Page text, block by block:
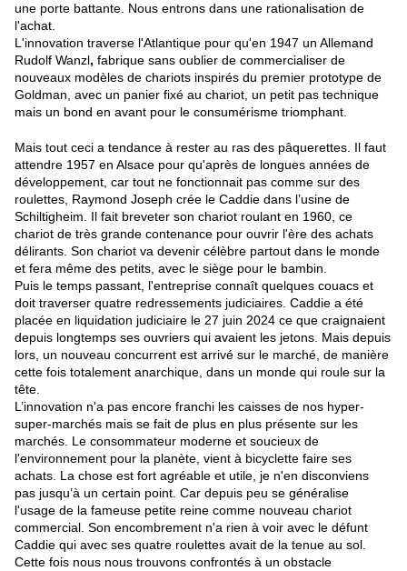
une porte battante. Nous entrons dans une rationalisation de
l'achat.
L'innovation traverse l'Atlantique pour qu'en 1947 un Allemand
Rudolf Wanzl, fabrique sans oublier de commercialiser de
nouveaux modèles de chariots inspirés du premier prototype de
Goldman, avec un panier fixé au chariot, un petit pas technique
mais un bond en avant pour le consumérisme triomphant.
Mais tout ceci a tendance à rester au ras des pâquerettes. Il faut
attendre 1957 en Alsace pour qu'après de longues années de
développement, car tout ne fonctionnait pas comme sur des
roulettes, Raymond Joseph crée le Caddie dans l’usine de
Schiltigheim. Il fait breveter son chariot roulant en 1960, ce
chariot de très grande contenance pour ouvrir l'ère des achats
délirants. Son chariot va devenir célèbre partout dans le monde
et fera même des petits, avec le siège pour le bambin.
Puis le temps passant, l'entreprise connaît quelques couacs et
doit traverser quatre redressements judiciaires. Caddie a été
placée en liquidation judiciaire le 27 juin 2024 ce que craignaient
depuis longtemps ses ouvriers qui avaient les jetons. Mais depuis
lors, un nouveau concurrent est arrivé sur le marché, de manière
cette fois totalement anarchique, dans un monde qui roule sur la
tête.
L’innovation n'a pas encore franchi les caisses de nos hyper-
super-marchés mais se fait de plus en plus présente sur les
marchés. Le consommateur moderne et soucieux de
l'environnement pour la planète, vient à bicyclette faire ses
achats. La chose est fort agréable et utile, je n'en disconviens
pas jusqu’à un certain point. Car depuis peu se généralise
l'usage de la fameuse petite reine comme nouveau chariot
commercial. Son encombrement n'a rien à voir avec le défunt
Caddie qui avec ses quatre roulettes avait de la tenue au sol.
Cette fois nous nous trouvons confrontés à un obstacle